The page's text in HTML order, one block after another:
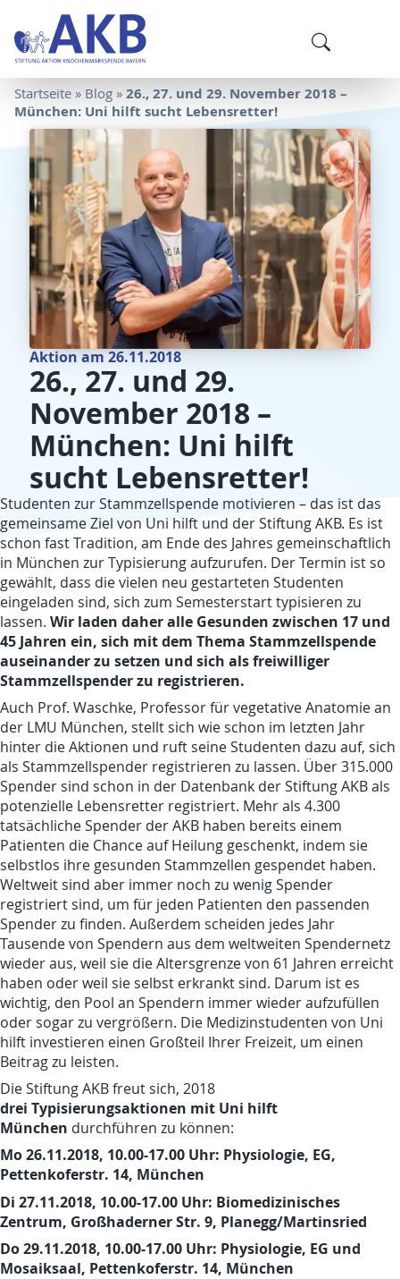
Startseite » Blog »26., 27. und 29. November 2018 –
München: Uni hilft sucht Lebensretter!
Aktion am 26.11.2018
26., 27. und 29.
November 2018 –
München: Uni hilft
sucht Lebensretter!
Studenten zur Stammzellspende motivieren – das ist das
gemeinsame Ziel von Uni hilft und der Stiftung AKB. Es ist
schon fast Tradition, am Ende des Jahres gemeinschaftlich
in München zur Typisierung aufzurufen. Der Termin ist so
gewählt, dass die vielen neu gestarteten Studenten
eingeladen sind, sich zum Semesterstart typisieren zu
lassen. Wir laden daher alle Gesunden zwischen 17 und
45 Jahren ein, sich mit dem Thema Stammzellspende
auseinander zu setzen und sich als freiwilliger
Stammzellspender zu registrieren.
Auch Prof. Waschke, Professor für vegetative Anatomie an
der LMU München, stellt sich wie schon im letzten Jahr
hinter die Aktionen und ruft seine Studenten dazu auf, sich
als Stammzellspender registrieren zu lassen. Über 315.000
Spender sind schon in der Datenbank der Stiftung AKB als
potenzielle Lebensretter registriert. Mehr als 4.300
tatsächliche Spender der AKB haben bereits einem
Patienten die Chance auf Heilung geschenkt, indem sie
selbstlos ihre gesunden Stammzellen gespendet haben.
Weltweit sind aber immer noch zu wenig Spender
registriert sind, um für jeden Patienten den passenden
Spender zu finden. Außerdem scheiden jedes Jahr
Tausende von Spendern aus dem weltweiten Spendernetz
wieder aus, weil sie die Altersgrenze von 61 Jahren erreicht
haben oder weil sie selbst erkrankt sind. Darum ist es
wichtig, den Pool an Spendern immer wieder aufzufüllen
oder sogar zu vergrößern. Die Medizinstudenten von Uni
hilft investieren einen Großteil Ihrer Freizeit, um einen
Beitrag zu leisten.
Die Stiftung AKB freut sich, 2018
drei Typisierungsaktionen mit Uni hilft
München durchführen zu können:
Mo 26.11.2018, 10.00-17.00 Uhr: Physiologie, EG,
Pettenkoferstr. 14, München
Di 27.11.2018, 10.00-17.00 Uhr: Biomedizinisches
Zentrum, Großhaderner Str. 9, Planegg/Martinsried
Do 29.11.2018, 10.00-17.00 Uhr: Physiologie, EG und
Mosaiksaal, Pettenkoferstr. 14, München